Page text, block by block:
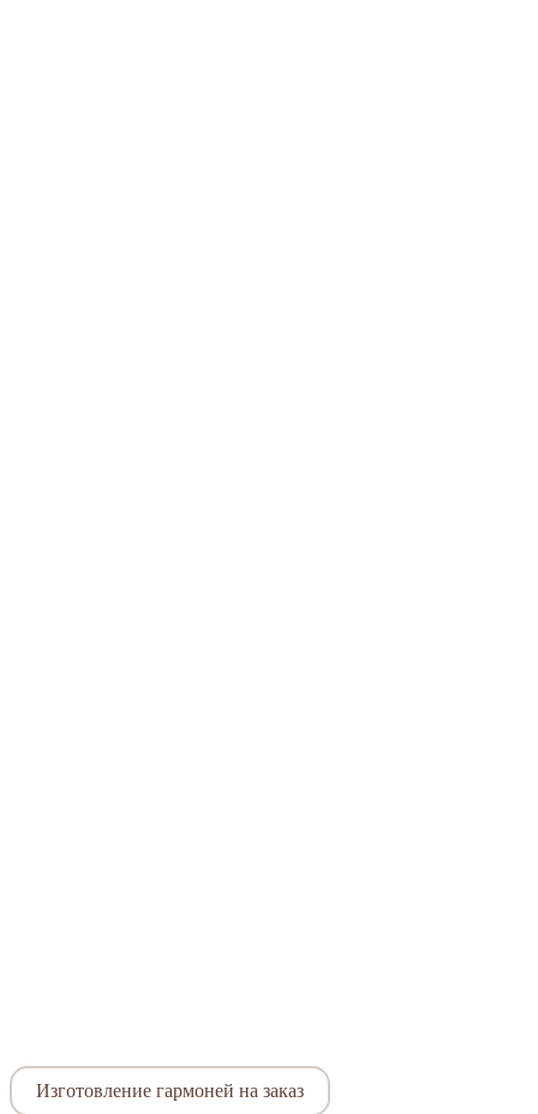
Изготовление гармоней на заказ